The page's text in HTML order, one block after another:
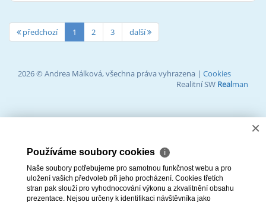
předchozí 1 2 3 další
2026 © Andrea Málková, všechna práva vyhrazena | Cookies
Realitní SW Realman
×
Používáme soubory cookies ℹ
Naše soubory potřebujeme pro samotnou funkčnost webu a pro
uložení vašich předvoleb při jeho procházení. Cookies třetích
stran pak slouží pro vyhodnocování výkonu a zkvalitnění obsahu
prezentace. Nejsou určeny k identifikaci návštěvníka jako